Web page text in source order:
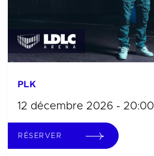
PLK
12 décembre 2026 - 20:00
RÉSERVER